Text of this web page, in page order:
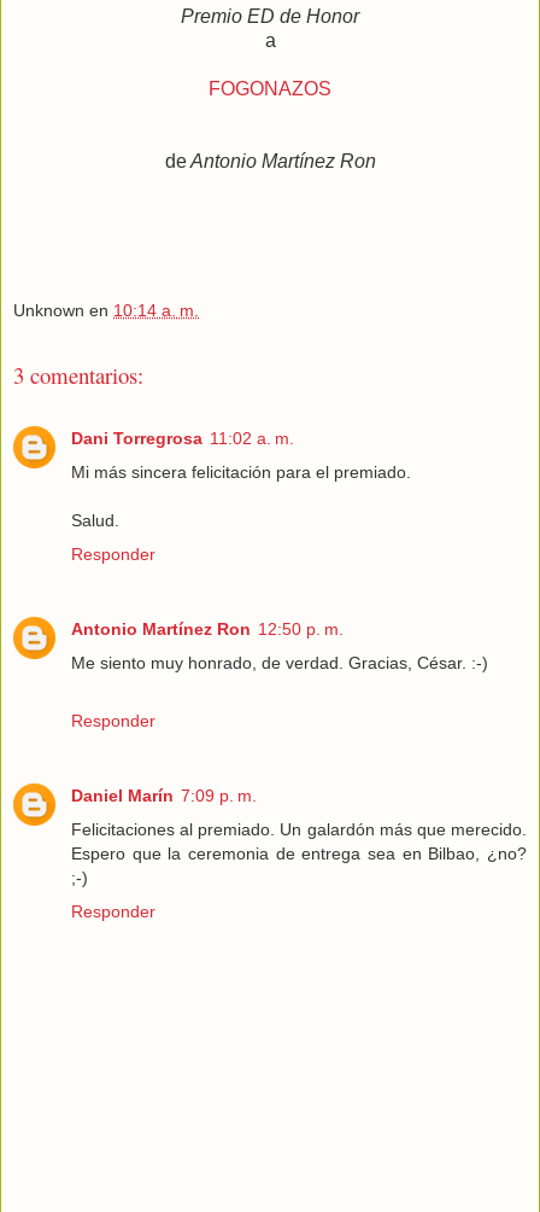
Premio ED de Honor
a
FOGONAZOS
deAntonio Martínez Ron
Unknown en 10:14 a. m.
3 comentarios:
Dani Torregrosa 11:02 a. m.
Mi más sincera felicitación para el premiado.
Salud.
Responder
Antonio Martínez Ron 12:50 p. m.
Me siento muy honrado, de verdad. Gracias, César. :-)
Responder
Daniel Marín 7:09 p. m.
Felicitaciones al premiado. Un galardón más que merecido.
Espero que la ceremonia de entrega sea en Bilbao, ¿no?
;-)
Responder